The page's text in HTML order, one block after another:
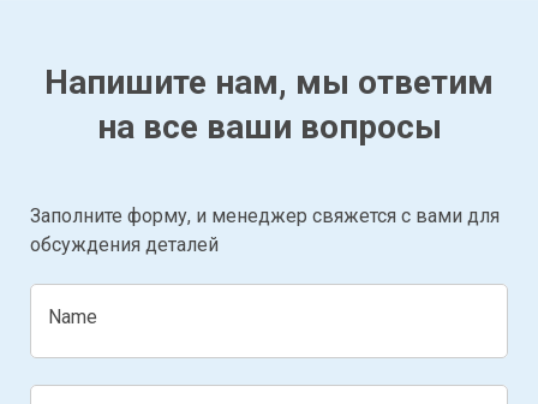
Напишите нам, мы ответим
на все ваши вопросы
Заполните форму, и менеджер свяжется с вами для
обсуждения деталей
Name